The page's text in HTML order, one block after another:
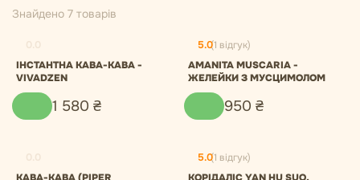
Знайдено 7 товарів
ІНСТАНТНА КАВА-КАВА -
VIVADZEN
1 580 ₴
5.0(1 відгук)
AMANITA MUSCARIA -
ЖЕЛЕЙКИ З МУСЦИМОЛОМ
950 ₴
5.0(1 відгук)